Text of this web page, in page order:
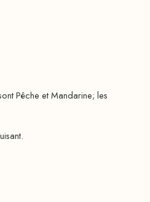
Pêche et Mandarine; les